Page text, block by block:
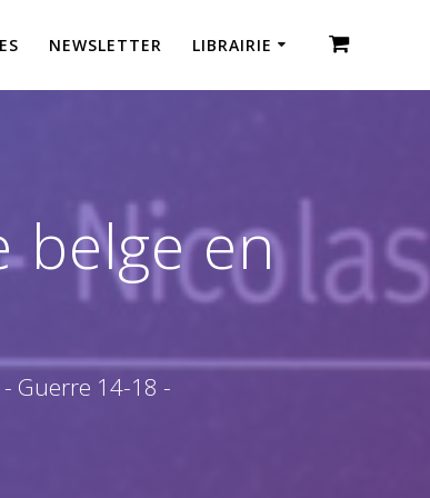
NEWSLETTER LIBRAIRIE
belge en
Guerre 14-18 -